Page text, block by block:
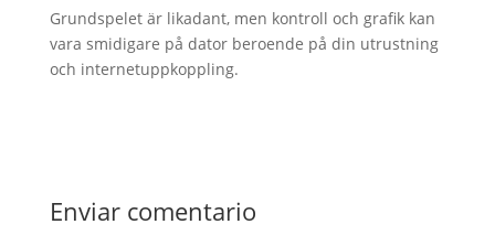
Grundspelet är likadant, men kontroll och grafik kan
vara smidigare på dator beroende på din utrustning
och internetuppkoppling.
Enviar comentario